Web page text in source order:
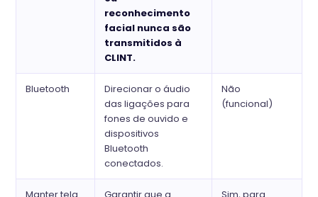
reconhecimento
facial nunca são
transmitidos à
CLINT.
Bluetooth
Direcionar o áudio
das ligações para
fones de ouvido e
dispositivos
Bluetooth
conectados.
Não
(funcional)